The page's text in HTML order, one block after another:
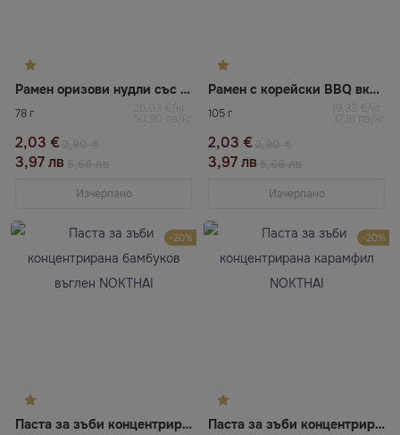
Рамен оризови нудли със смесен сос от черна соя „CUNG DINH Mixed Black Soya Sauce Noodle“
78 г 26,03 €/кг
50,90 лв/кг
2,03 €
3,97 лв
Изчерпано
Рамен с корейски BBQ вкус „CUNG DINH Korean BBQ Mix Noodle“
105 г 19,33 €/кг
37,81 лв/кг
2,03 €
3,97 лв
Изчерпано
-20%
Паста за зъби концентрирана бамбуков въглен NOKTHAI
-20%
Паста за зъби концентрирана карамфил NOKTHAI